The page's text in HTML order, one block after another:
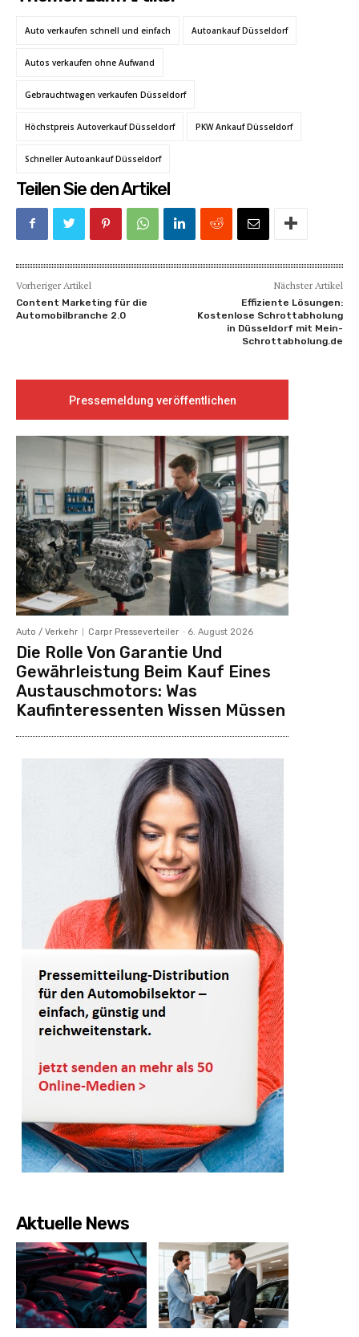
Auto verkaufen schnell und einfach Autoankauf Düsseldorf
Autos verkaufen ohne Aufwand
Gebrauchtwagen verkaufen Düsseldorf
Höchstpreis Autoverkauf Düsseldorf PKW Ankauf Düsseldorf
Schneller Autoankauf Düsseldorf
Teilen Sie den Artikel
Vorheriger Artikel
Content Marketing für die
Automobilbranche 2.0
Nächster Artikel
Effiziente Lösungen:
Kostenlose Schrottabholung
in Düsseldorf mit Mein-
Schrottabholung.de
Pressemeldung veröffentlichen
Auto / Verkehr Carpr Presseverteiler - 6. August 2026
Die Rolle Von Garantie Und
Gewährleistung Beim Kauf Eines
Austauschmotors: Was
Kaufinteressenten Wissen Müssen
Aktuelle News